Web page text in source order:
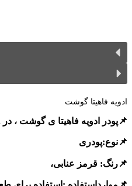
ادویه فاهیتا گوشت
📌پودر ادویه فاهیتا ی گوشت ، در 2طعم نرمال و تند
📌نوع:پودری
📌رنگ: قرمز عنابی،